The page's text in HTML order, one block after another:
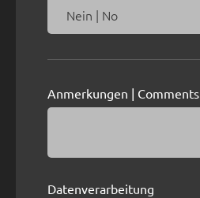
Anmerkungen | Comments
Datenverarbeitung